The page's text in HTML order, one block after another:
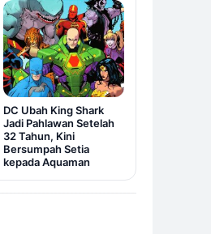
DC Ubah King Shark
Jadi Pahlawan Setelah
32 Tahun, Kini
Bersumpah Setia
kepada Aquaman